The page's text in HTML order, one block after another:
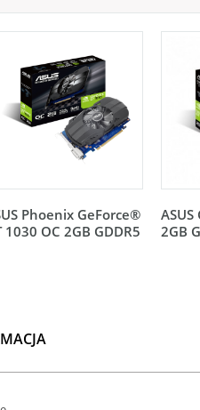
Phoenix GeForce®
1030 OC 2GB GDDR5
2GB